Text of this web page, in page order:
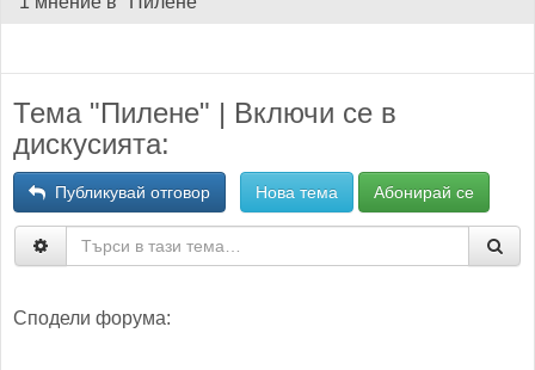
Тема "Пилене" | Включи се в
дискусията:
Публикувай отговор Нова тема Абонирай се
Сподели форума: